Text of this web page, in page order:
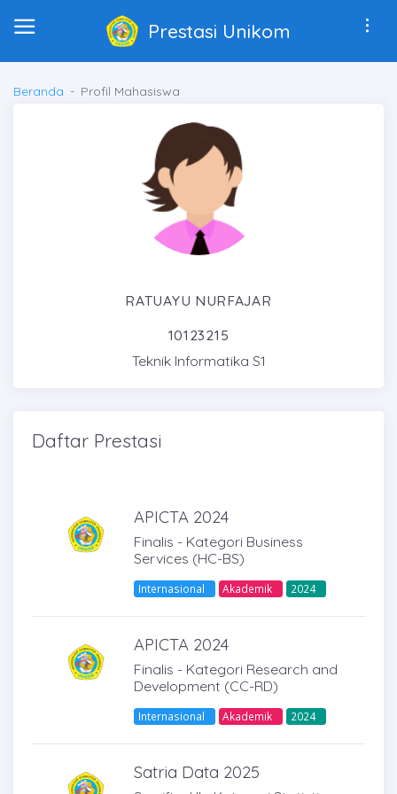
Prestasi Unikom
Beranda Profil Mahasiswa
RATUAYU NURFAJAR
10123215
Teknik Informatika S1
Daftar Prestasi
APICTA 2024
Finalis - Kategori Business
Services (HC-BS)
Internasional Akademik 2024
APICTA 2024
Finalis - Kategori Research and
Development (CC-RD)
Internasional Akademik 2024
Satria Data 2025